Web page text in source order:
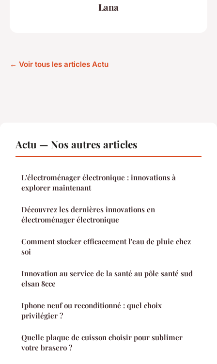
Lana
← Voir tous les articles Actu
Actu — Nos autres articles
L'électroménager électronique : innovations à
explorer maintenant
Découvrez les dernières innovations en
électroménager électronique
Comment stocker efficacement l'eau de pluie chez
soi
Innovation au service de la santé au pôle santé sud
elsan 8cce
Iphone neuf ou reconditionné : quel choix
privilégier ?
Quelle plaque de cuisson choisir pour sublimer
votre brasero ?